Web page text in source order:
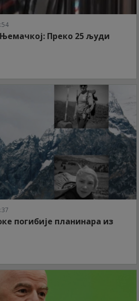
Преко 25 људи
погибије планинара из